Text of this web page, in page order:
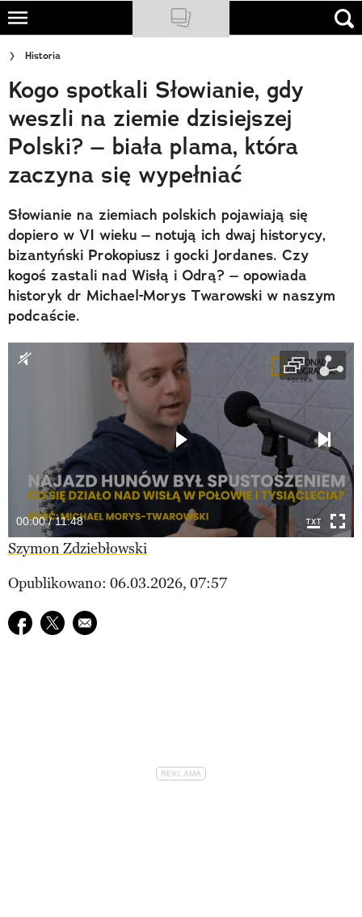
Skip
main
content
NATIONAL GEOGRAPHIC
TRAVELER
PODCASTY
Cuda Polski
Wielki Konkurs Fotograficzny
Trendbook Podróżniczy
Historia
Kogo spotkali Słowianie, gdy
weszli na ziemie dzisiejszej
Polski? – biała plama, która
zaczyna się wypełniać
Słowianie na ziemiach polskich pojawiają się
dopiero w VI wieku – notują ich dwaj historycy,
bizantyński Prokopiusz i gocki Jordanes. Czy
kogoś zastali nad Wisłą i Odrą? – opowiada
historyk dr Michael-Morys Twarowski w naszym
podcaście.
00:00 / 11:48
Szymon Zdziebłowski
Opublikowano: 06.03.2026, 07:57
Udostępnij na facebook
Udostępnij na twitter
E-mail do przyjaciela